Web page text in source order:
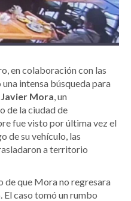
en colaboración con las
intensa búsqueda para
Mora , un
de la ciudad de
fue visto por última vez el
de su vehículo, las
a territorio
de que Mora no regresara
El caso tomó un rumbo